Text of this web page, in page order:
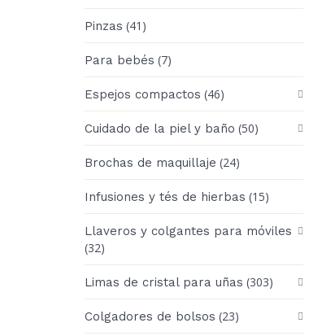
Pinzas (41)
Para bebés (7)
Espejos compactos (46)
Cuidado de la piel y baño (50)
Brochas de maquillaje (24)
Infusiones y tés de hierbas (15)
Llaveros y colgantes para móviles
(32)
Limas de cristal para uñas (303)
Colgadores de bolsos (23)